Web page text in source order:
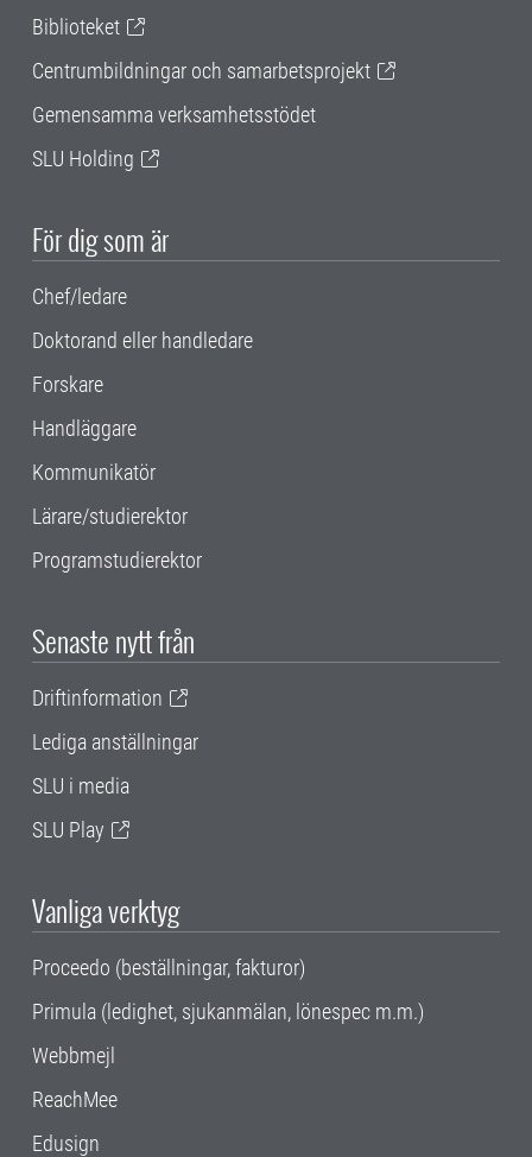
Biblioteket
Centrumbildningar och samarbetsprojekt
Gemensamma verksamhetsstödet
SLU Holding
För dig som är
Chef/ledare
Doktorand eller handledare
Forskare
Handläggare
Kommunikatör
Lärare/studierektor
Programstudierektor
Senaste nytt från
Driftinformation
Lediga anställningar
SLU i media
SLU Play
Vanliga verktyg
Proceedo (beställningar, fakturor)
Primula (ledighet, sjukanmälan, lönespec m.m.)
Webbmejl
ReachMee
Edusign